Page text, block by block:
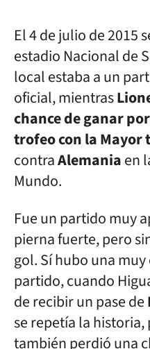
El 4 de julio de 2015
estadio Nacional de
local estaba a un
oficial, mientras
chance de ganar
trofeo con la Mayor t
contraAlemaniaen
Mundo.
Fue un partido muy
pierna fuerte, pero
gol. Sí hubo una
partido, cuando
de recibir un pase de
se repetía la
también perdió una